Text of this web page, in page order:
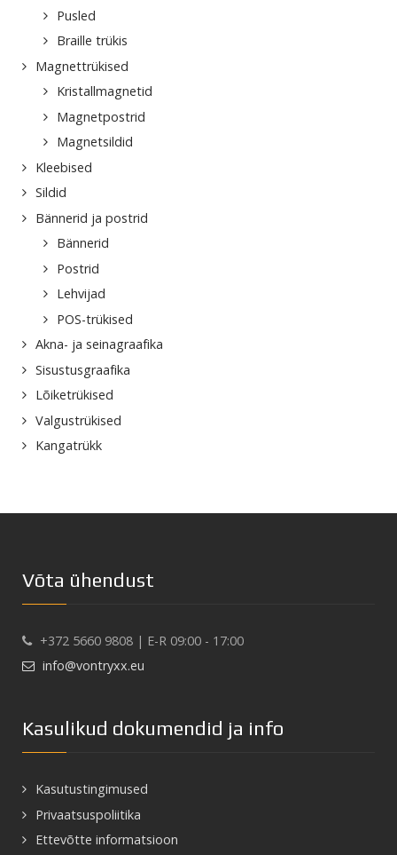
Pusled
Braille trükis
Magnettrükised
Kristallmagnetid
Magnetpostrid
Magnetsildid
Kleebised
Sildid
Bännerid ja postrid
Bännerid
Postrid
Lehvijad
POS-trükised
Akna- ja seinagraafika
Sisustusgraafika
Lõiketrükised
Valgustrükised
Kangatrükk
Võta ühendust
+372 5660 9808 | E-R 09:00 - 17:00
info@vontryxx.eu
Kasulikud dokumendid ja info
Kasutustingimused
Privaatsuspoliitika
Ettevõtte informatsioon